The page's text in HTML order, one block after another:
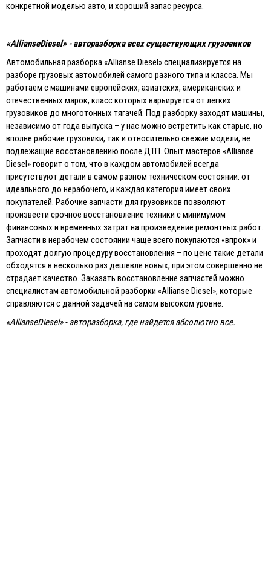
конкретной моделью авто, и хороший запас ресурса.
«AllianseDiesel» - авторазборка всех существующих грузовиков
Автомобильная разборка «Allianse Diesel» специализируется на
разборе грузовых автомобилей самого разного типа и класса. Мы
работаем с машинами европейских, азиатских, американских и
отечественных марок, класс которых варьируется от легких
грузовиков до многотонных тягачей. Под разборку заходят машины,
независимо от года выпуска – у нас можно встретить как старые, но
вполне рабочие грузовики, так и относительно свежие модели, не
подлежащие восстановлению после ДТП. Опыт мастеров «Allianse
Diesel» говорит о том, что в каждом автомобилей всегда
присутствуют детали в самом разном техническом состоянии: от
идеального до нерабочего, и каждая категория имеет своих
покупателей. Рабочие запчасти для грузовиков позволяют
произвести срочное восстановление техники с минимумом
финансовых и временных затрат на произведение ремонтных работ.
Запчасти в нерабочем состоянии чаще всего покупаются «впрок» и
проходят долгую процедуру восстановления – по цене такие детали
обходятся в несколько раз дешевле новых, при этом совершенно не
страдает качество. Заказать восстановление запчастей можно
специалистам автомобильной разборки «Allianse Diesel», которые
справляются с данной задачей на самом высоком уровне.
«AllianseDiesel» - авторазборка, где найдется абсолютно все.